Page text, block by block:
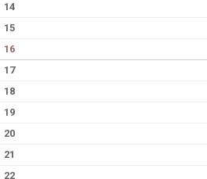
14
15
16
17
18
19
20
21
22